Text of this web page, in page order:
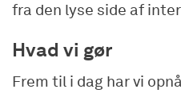
fra den lyse side af
Hvad vi gør
Frem til i dag har vi